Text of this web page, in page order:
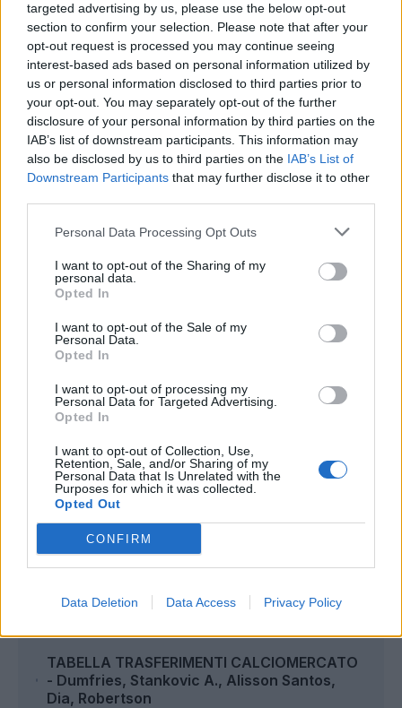
targeted advertising by us, please use the below opt-out
section to confirm your selection. Please note that after your
opt-out request is processed you may continue seeing
interest-based ads based on personal information utilized by
us or personal information disclosed to third parties prior to
your opt-out. You may separately opt-out of the further
disclosure of your personal information by third parties on the
IAB’s list of downstream participants. This information may
also be disclosed by us to third parties on the IAB’s List of
Downstream Participants that may further disclose it to other
Personal Data Processing Opt Outs
I want to opt-out of the Sharing of my
personal data.
Opted In
I want to opt-out of the Sale of my
Personal Data.
Opted In
I want to opt-out of processing my
Personal Data for Targeted Advertising.
Opted In
I want to opt-out of Collection, Use,
Retention, Sale, and/or Sharing of my
Personal Data that Is Unrelated with the
Purposes for which it was collected.
Opted Out
CONFIRM
Data Deletion Data Access Privacy Policy
Un eventuale passaggio al Real
Madrid
lascerebbe Riccardo Calafiori in
Euroleghe.
Nella stagione appena andata agli archivi
l'ex Bologna ha mantenuto una fantamedia
di 6,22 in 20 partite in cui è andato a voto.
Autore
Redazione Fantacalcio.it
TABELLA TRASFERIMENTI CALCIOMERCATO
- Dumfries, Stankovic A., Alisson Santos,
Dia, Robertson